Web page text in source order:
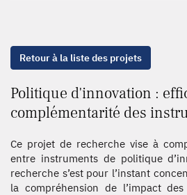
Retour à la liste des projets
Politique d'innovation :
complémentarité des
Ce projet de recherche vise à
entre instruments de politique
recherche s’est pour l’instant
la compréhension de l’impact